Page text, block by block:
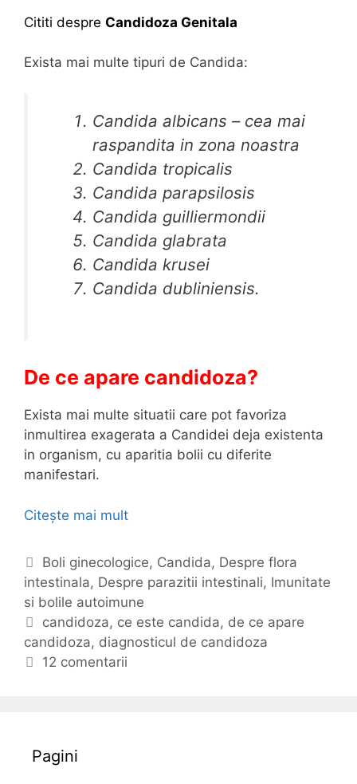
Cititi despre Candidoza Genitala
Exista mai multe tipuri de Candida:
Candida albicans – cea mai
raspandita in zona noastra
Candida tropicalis
Candida parapsilosis
Candida guilliermondii
Candida glabrata
Candida krusei
Candida dubliniensis.
De ce apare candidoza?
Exista mai multe situatii care pot favoriza
inmultirea exagerata a Candidei deja existenta
in organism, cu aparitia bolii cu diferite
manifestari.
Citește mai mult
n
d
C
a
t
e
g
o
Boli ginecologice, Candida, Despre flora
intestinala, Despre parazitii intestinali, Imunitate
si bolile autoimune
E
t
i
e
candidoza, ce este candida, de ce apare
candidoza, diagnosticul de candidoza
12 comentarii
Pagini